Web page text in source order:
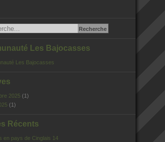
Les Bajocasses
Les Bajocasses
2025 (1)
(1)
Récents
en pays de Cinglais 14